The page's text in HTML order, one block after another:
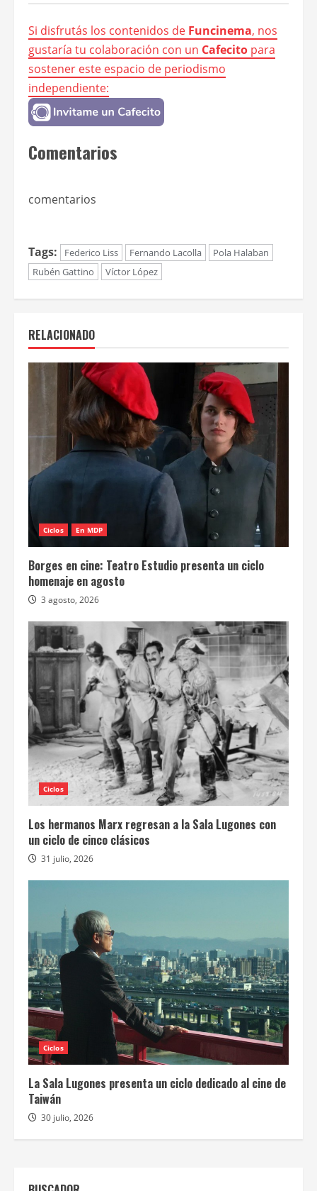
Si disfrutás los contenidos de Funcinema, nos
gustaría tu colaboración con un Cafecito para
sostener este espacio de periodismo
independiente:
Comentarios
comentarios
Tags: Federico Liss Fernando Lacolla
Pola Halaban
Rubén Gattino
Víctor López
RELACIONADO
Ciclos En MDP
Borges en cine: Teatro Estudio presenta un ciclo
homenaje en agosto
3 agosto, 2026
Ciclos
Los hermanos Marx regresan a la Sala Lugones con
un ciclo de cinco clásicos
31 julio, 2026
Ciclos
La Sala Lugones presenta un ciclo dedicado al cine de
Taiwán
30 julio, 2026